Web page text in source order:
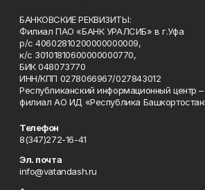
БАНКОВСКИЕ РЕКВИЗИТЫ:
Филиал ПАО «БАНК УРАЛСИБ» в г.Уфа
р/с 40602810200000000009,
к/с 30101810600000000770,
БИК 048073770
ИНН/КПП 0278066967/027843012
Республиканский информационный центр –
филиал АО ИД «Республика
Телефон
8(347)272-16-41
Эл. почта
info@vatandash.ru